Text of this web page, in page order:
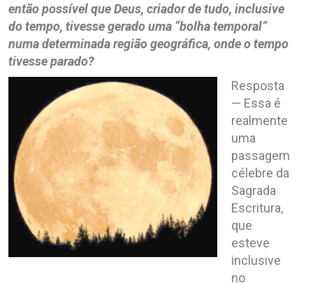
então possível que Deus, criador de tudo, inclusive
do tempo, tivesse gerado uma “bolha temporal”
numa determinada região geográfica, onde o tempo
tivesse parado?
Resposta
— Essa é
realmente
uma
passagem
célebre da
Sagrada
Escritura,
que
esteve
inclusive
no